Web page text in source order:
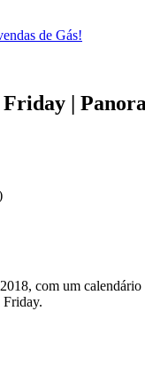
de Gás!
Friday |
com um
Friday.